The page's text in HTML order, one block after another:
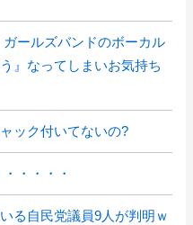
ガールズバンドのボーカル
』なってしまいお気持ち
ック付いてないの?
・・・・
る自民党議員9人が判明ｗ